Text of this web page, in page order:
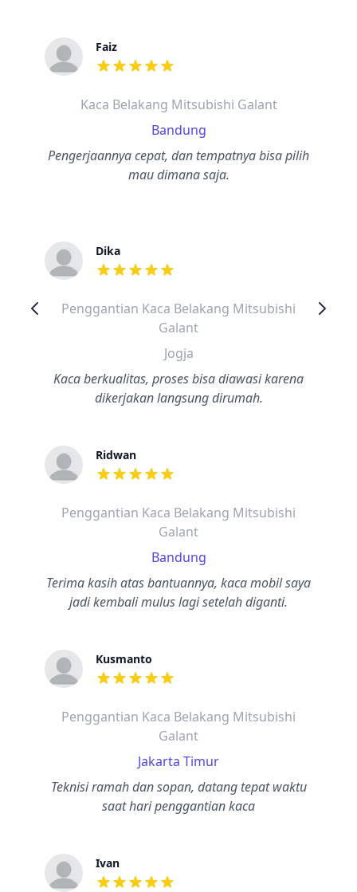
Faiz
dari ulasan adalah bintang lima
Kaca Belakang Mitsubishi Galant
Bandung
Pengerjaannya cepat, dan tempatnya bisa pilih
mau dimana saja.
Dika
dari ulasan adalah bintang lima
Penggantian Kaca Belakang Mitsubishi
Galant
Jogja
Kaca berkualitas, proses bisa diawasi karena
dikerjakan langsung dirumah.
Ridwan
dari ulasan adalah bintang lima
Penggantian Kaca Belakang Mitsubishi
Galant
Bandung
Terima kasih atas bantuannya, kaca mobil saya
jadi kembali mulus lagi setelah diganti.
Kusmanto
dari ulasan adalah bintang lima
Penggantian Kaca Belakang Mitsubishi
Galant
Jakarta Timur
Teknisi ramah dan sopan, datang tepat waktu
saat hari penggantian kaca
Ivan